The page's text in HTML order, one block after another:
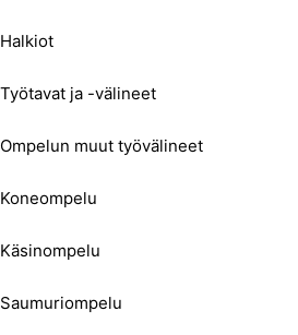
Halkiot
Työtavat ja -välineet
Ompelun muut työvälineet
Koneompelu
Käsinompelu
Saumuriompelu